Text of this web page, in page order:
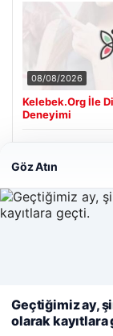
08/08/2026
Kelebek.Org İle
Deneyimi
Hastaş Beton
Web sitemizi nasıl
kullanıyoruz.
Reddet
Göz Atın
Geçtiğimiz ay,
olarak kayıtlara